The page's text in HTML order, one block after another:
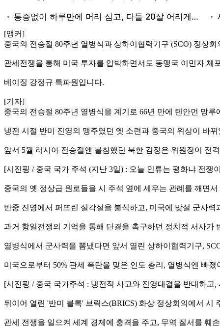
[앵커]
중국의 전승절 80주년 열병식과 상하이협력기구 (SCO) 정상
관세전쟁을 통해 미국 투자를 압박하면서도 동맹국 이민자
베이징 강정규 특파원입니다.
[기자]
중국의 전승절 80주년 열병식을 계기로 66년 만에 톈안먼 망루
냉전 시절 반미 진영의 맹주였던 옛 소련과 중국의 위상이 바
앞서 5월 러시아 전승절엔 불참했던 북한 김정은 위원장이 전
[시진핑 / 중국 국가 주석 (지난 3일) : 오늘 인류는 평화냐 전
중국의 옛 정상급 원로들을 시 주석 옆에 세우는 관례를 깨면
반중 진영에서 퍼뜨린 실각설을 불식하고, 미국에 맞설 군사
과거 항일전쟁의 기억을 통해 단결을 촉구하던 정치적 서사가
열병식에서 군사력을 뽐냈다면 앞서 열린 상하이협력기구,
미국으로부터 50% 관세 폭탄을 맞은 인도 총리, 열병식엔 빠
[시진핑 / 중국 국가주석 : 냉전적 사고와 진영대결을 반대하
뒤이어 열린 '반미 블록' 브릭스(BRICS) 화상 정상회의에서 시
관세 전쟁을 일으켜 세계 경제에 충격을 주고, 무역 질서를 훼